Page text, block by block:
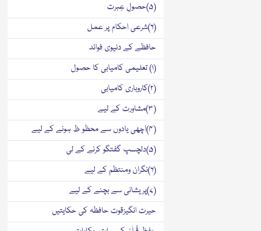
(۵)حصولِ عِبرت
(۶)شرعی احکام پر عمل
حافظے کے دنیوی فوائد
(۱) تعلیمی کامیابی کا حصول
(۲)کاروباری کامیابی
(۳)مشاورت کے لیے
(۴)اچھی یادوں سے محظو ظ ہونے کے لیے
(۵)دلچسپ گفتگو کرنے کے لی
(۶)نگران ومنتظم کے لیے
(۷)پریشانی سے بچنے کے لیے
حیرت انگیزقوت حافظہ کی حکایتیں